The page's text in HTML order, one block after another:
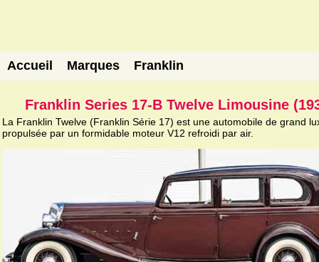
Accueil Marques Franklin
Franklin Series 17-B Twelve Limousine
La Franklin Twelve (Franklin Série 17) est une automobile de grand
propulsée par un formidable moteur V12 refroidi par air.